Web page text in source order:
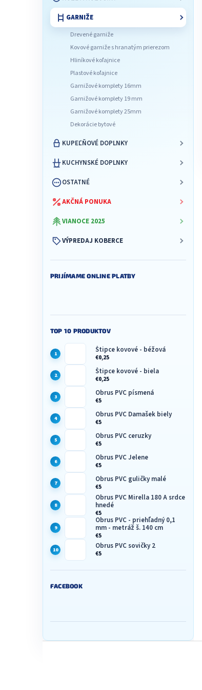
GARNIŽE
Drevené garniže
Kovové garniže s hranatým prierezom
Hliníkové koľajnice
Plastové koľajnice
Garnižové komplety 16mm
Garnižové komplety 19 mm
Garnižové komplety 25mm
Dekorácie bytové
KUPEĽŇOVÉ DOPLNKY
KUCHYNSKÉ DOPLNKY
OSTATNÉ
AKČNÁ PONUKA
VIANOCE 2025
VÝPREDAJ KOBERCE
PRIJÍMAME ONLINE PLATBY
TOP 10 PRODUKTOV
Štipce kovové - béžová
€0,25
Štipce kovové - biela
€0,25
Obrus PVC písmená
€5
Obrus PVC Damašek biely
€5
Obrus PVC ceruzky
€5
Obrus PVC Jelene
€5
Obrus PVC guličky malé
€5
Obrus PVC Mirella 180 A srdce
hnedé
€5
Obrus PVC - priehľadný 0,1
mm - metráž š. 140 cm
€5
Obrus PVC sovičky 2
€5
FACEBOOK